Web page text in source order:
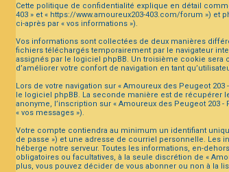
Cette politique de confidentialité explique en détail
403 » et « https://www.amoureux203-403.com/forum »)
ci-après par « vos informations »).
Vos informations sont collectées de deux manières
fichiers téléchargés temporairement par le navigateur
assignés par le logiciel phpBB. Un troisième cookie sera
d’améliorer votre confort de navigation en tant
Lors de votre navigation sur « Amoureux des Peugeot
le logiciel phpBB. La seconde manière est de récupérer
anonyme, l’inscription sur « Amoureux des Peugeot 203
« vos messages »).
Votre compte contiendra au minimum un identifiant
de passe ») et une adresse de courriel personnelle. Les
héberge notre serveur. Toutes les informations, en-
obligatoires ou facultatives, à la seule discrétion de «
plus, vous pouvez décider de vous abonner ou non à la